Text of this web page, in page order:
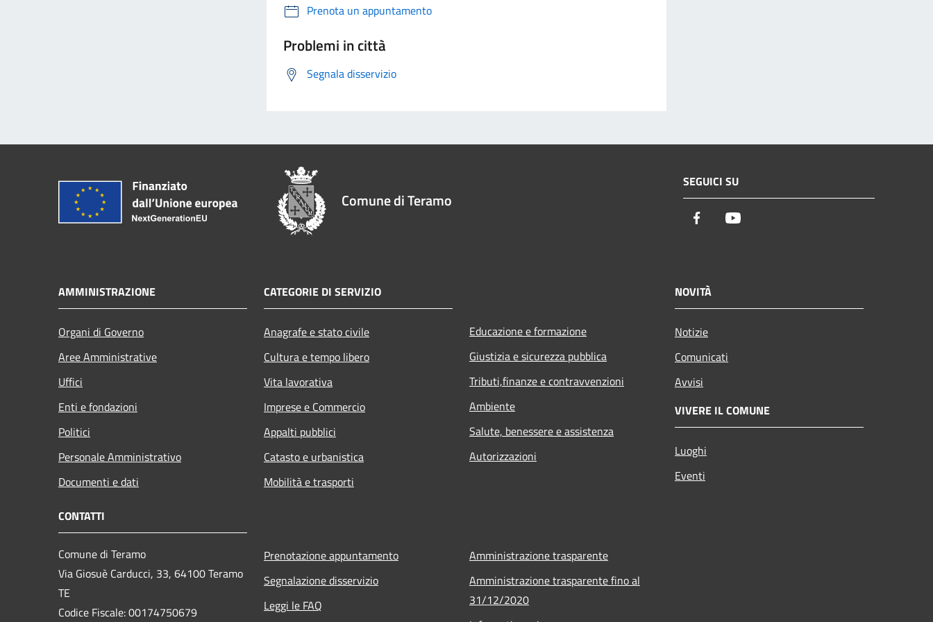
Prenota un appuntamento
Problemi in città
Segnala disservizio
Comune di Teramo
SEGUICI SU
Facebook
AMMINISTRAZIONE
Organi di Governo
Aree Amministrative
Uffici
Enti e fondazioni
Politici
Personale Amministrativo
Documenti e dati
CATEGORIE DI SERVIZIO
Anagrafe e stato civile
Cultura e tempo libero
Vita lavorativa
Imprese e Commercio
Appalti pubblici
Catasto e urbanistica
Mobilità e trasporti
Educazione e formazione
Giustizia e sicurezza pubblica
Tributi,finanze e contravvenzioni
Ambiente
Salute, benessere e assistenza
Autorizzazioni
NOVITÀ
Notizie
Comunicati
Avvisi
VIVERE IL COMUNE
Luoghi
Eventi
CONTATTI
Comune di Teramo
Via Giosuè Carducci, 33, 64100 Teramo
TE
Codice Fiscale: 00174750679
Prenotazione appuntamento
Segnalazione disservizio
Leggi le FAQ
Amministrazione trasparente
Amministrazione trasparente fino al
31/12/2020